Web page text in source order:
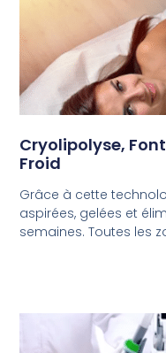
Cryolipolyse,
Froid
Grâce à cette
aspirées, gelées et
semaines. Toutes les